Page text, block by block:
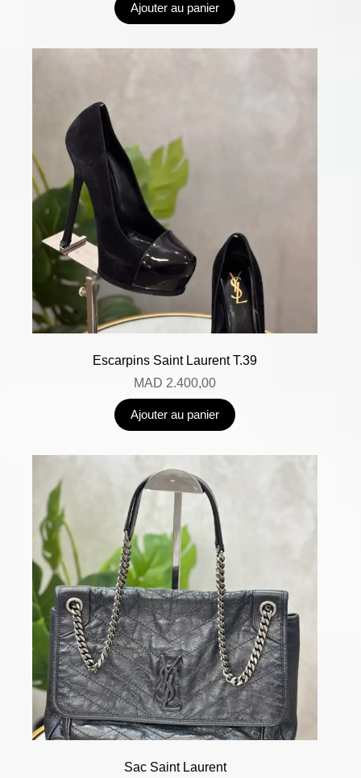
Ajouter au panier
Escarpins Saint Laurent T.39
MAD 2.400,00
Ajouter au panier
Sac Saint Laurent